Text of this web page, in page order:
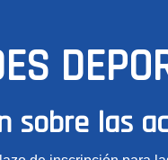
sobre las